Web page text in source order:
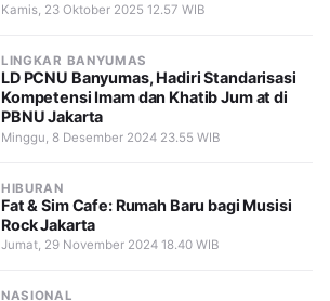
Kamis, 23 Oktober 2025 12.57 WIB
LINGKAR BANYUMAS
LD PCNU Banyumas, Hadiri Standarisasi
Kompetensi Imam dan Khatib Jum at di
PBNU Jakarta
Minggu, 8 Desember 2024 23.55 WIB
HIBURAN
Fat & Sim Cafe: Rumah Baru bagi Musisi
Rock Jakarta
Jumat, 29 November 2024 18.40 WIB
NASIONAL